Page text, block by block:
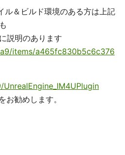
ル＆ビルド環境のある方は上記
説明のあります
items/a465fc830b5c6c376
勧めします。